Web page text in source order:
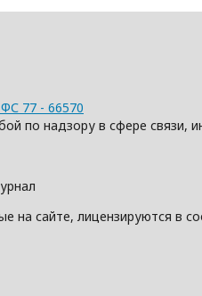
77 - 66570
по надзору в сфере связи,
на сайте, лицензируются в